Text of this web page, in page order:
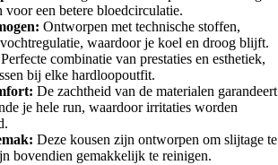
voor een betere bloedcirculatie.
Ontworpen met technische stoffen,
waardoor je koel en droog blijft.
Perfecte combinatie van prestaties en esthetiek,
bij elke hardloopoutfit.
De zachtheid van de materialen garandeert
je hele run, waardoor irritaties worden
Deze kousen zijn ontworpen om slijtage te
bovendien gemakkelijk te reinigen.